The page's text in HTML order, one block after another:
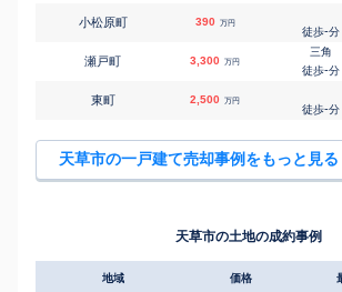
小松原町 390 万円
徒歩-分
瀬戸町 3,300 万円
三角
徒歩-分
東町 2,500 万円
徒歩-分
本渡町本戸馬場 2,700 万円
本町下河内 200 万円
-
天草市の一戸建て売却事例をもっと見る
天草市の土地の成約事例
地域 価格